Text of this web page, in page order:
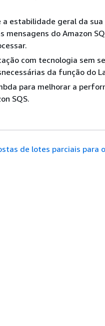
a estabilidade geral da
do Amazon
com tecnologia sem
da função do
para melhorar a
SQS.
de lotes parciais para